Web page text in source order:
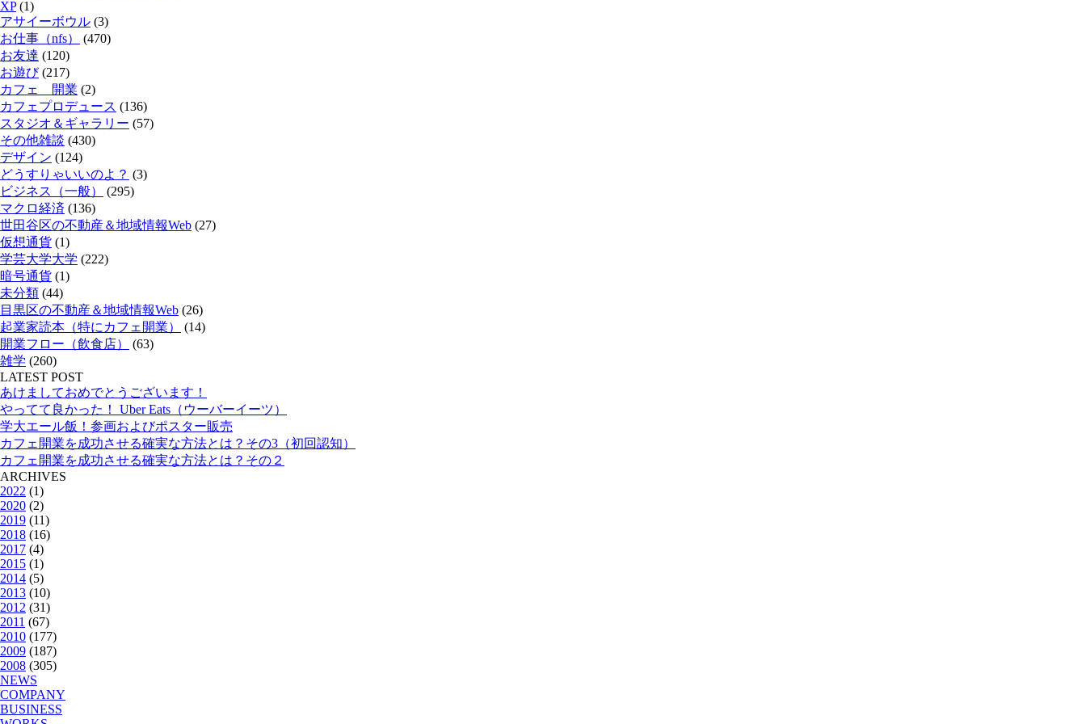
XP(1)
アサイーボウル (3)
お仕事（nfs）
(470)
お友達 (120)
お遊び(217)
カフェ 開業 (2)
カフェプロデュース (136)
スタジオ＆ギャラリー (57)
その他雑談 (430)
デザイン (124)
どうすりゃいいのよ？ (3)
ビジネス（一般）
(295)
マクロ経済 (136)
世田谷区の不動産＆地域情報Web (27)
仮想通貨 (1)
学芸大学大学 (222)
暗号通貨 (1)
未分類 (44)
目黒区の不動産＆地域情報Web (26)
起業家読本（特にカフェ開業）
(14)
開業フロー（飲食店）
(63)
雑学 (260)
LATEST POST
あけましておめでとうございます！
やってて良かった！ Uber Eats（ウーバーイーツ）
学大エール飯！参画およびポスター販売
カフェ開業を成功させる確実な方法とは？その3（初回認知）
カフェ開業を成功させる確実な方法とは？その２
ARCHIVES
2022 (1)
2020 (2)
2019 (11)
2018 (16)
2017 (4)
2015 (1)
2014 (5)
2013 (10)
2012 (31)
2011 (67)
2010 (177)
2009 (187)
2008 (305)
NEWS
COMPANY
BUSINESS